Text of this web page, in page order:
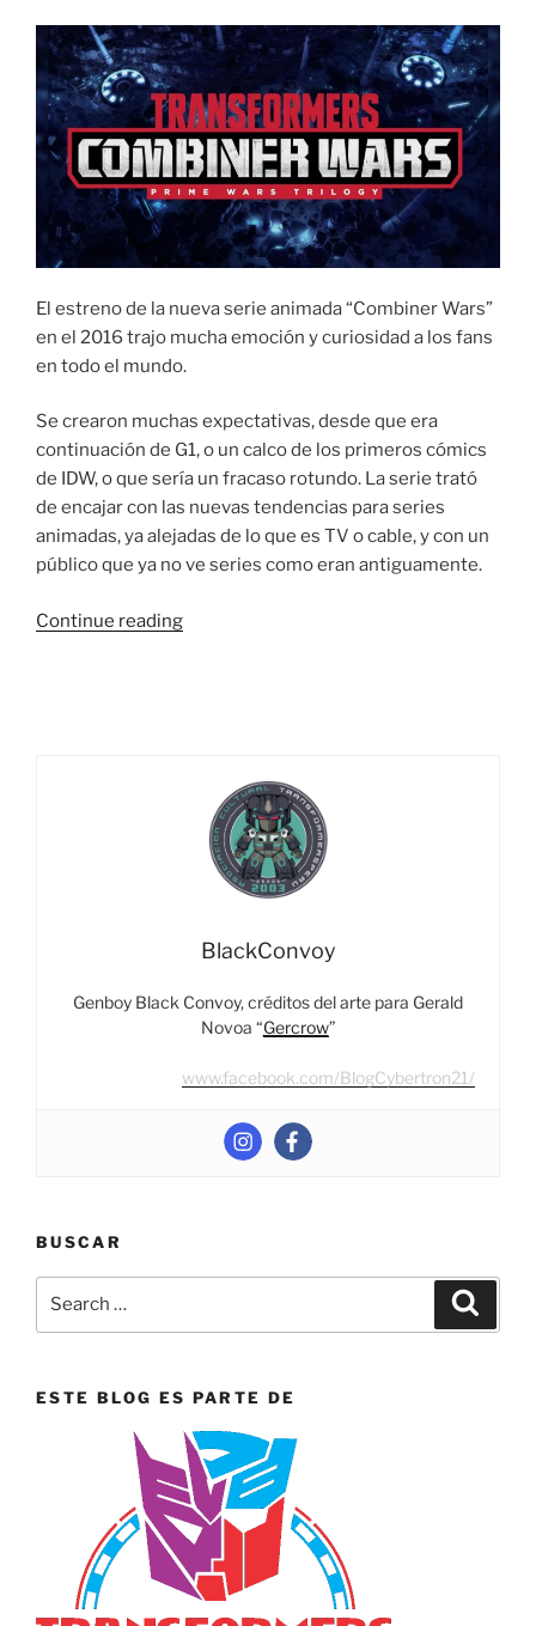
El estreno de la nueva serie animada “Combiner Wars”
en el 2016 trajo mucha emoción y curiosidad a los fans
en todo el mundo.
Se crearon muchas expectativas, desde que era
continuación de G1, o un calco de los primeros cómics
de IDW, o que sería un fracaso rotundo. La serie trató
de encajar con las nuevas tendencias para series
animadas, ya alejadas de lo que es TV o cable, y con un
público que ya no ve series como eran antiguamente.
Continue reading“Combiner
BlackConvoy
Genboy Black Convoy, créditos del arte para Gerald
Novoa “Gercrow”
www.facebook.com/BlogCybertron21/
BUSCAR
ESTE BLOG ES PARTE DE